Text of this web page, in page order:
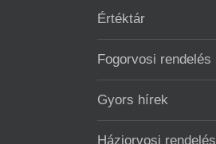
Értéktár
Fogorvosi rendelés
Gyors hírek
Háziorvosi rendelés